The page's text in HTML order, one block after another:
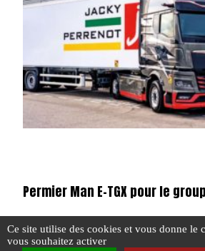
Permier Man E-TGX pour le
Ce site utilise des cookies et vous donne le
vous souhaitez activer